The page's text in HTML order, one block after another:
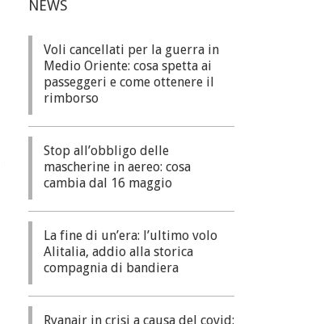
NEWS
Voli cancellati per la guerra in
Medio Oriente: cosa spetta ai
passeggeri e come ottenere il
rimborso
Stop all’obbligo delle
mascherine in aereo: cosa
cambia dal 16 maggio
La fine di un’era: l’ultimo volo
Alitalia, addio alla storica
compagnia di bandiera
Ryanair in crisi a causa del covid: